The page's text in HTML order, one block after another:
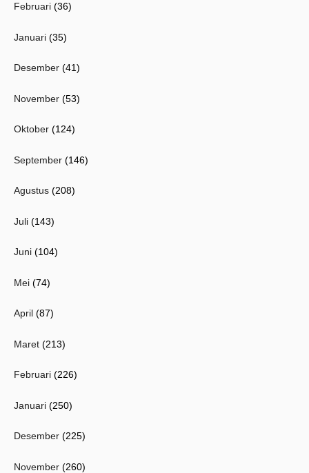
Februari (36)
Januari (35)
Desember (41)
November (53)
Oktober (124)
September (146)
Agustus (208)
Juli (143)
Juni (104)
Mei (74)
April (87)
Maret (213)
Februari (226)
Januari (250)
Desember (225)
November (260)